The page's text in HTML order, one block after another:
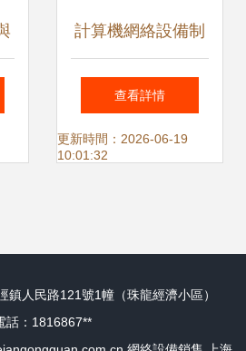
計算機網絡設備制
造行業現狀與網絡
設備銷售崗位解析
查看詳情
更新時間：2026-06-19
10:01:32
鎮人民路121號1幢（珠龍經濟小區）
話：1816867**